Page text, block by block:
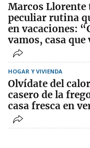
Marcos Llorente
peculiar rutina
en vacaciones:
vamos, casa
HOGAR Y VIVIENDA
Olvídate del
casero de la
casa fresca en